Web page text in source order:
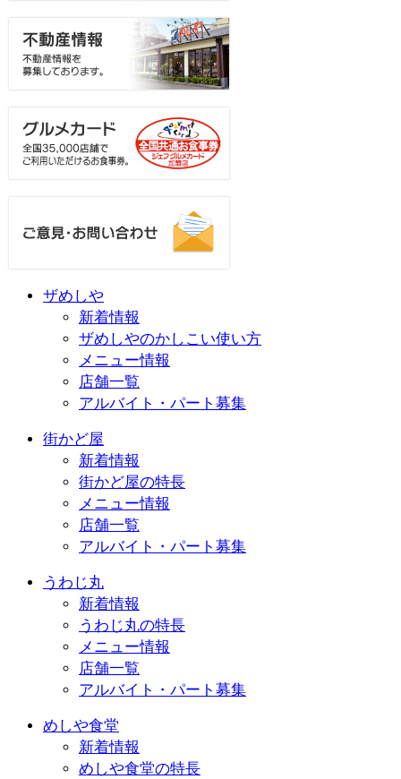
ザめしや
新着情報
ザめしやのかしこい使い方
メニュー情報
店舗一覧
アルバイト・パート募集
街かど屋
新着情報
街かど屋の特長
メニュー情報
店舗一覧
アルバイト・パート募集
うわじ丸
新着情報
うわじ丸の特長
メニュー情報
店舗一覧
アルバイト・パート募集
めしや食堂
新着情報
めしや食堂の特長